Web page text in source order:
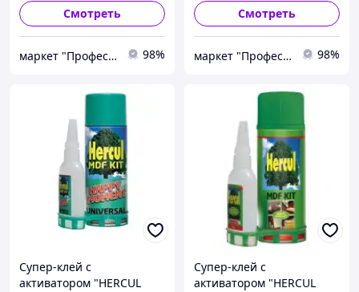
Смотреть
маркет "Професіонал" 98%
Смотреть
маркет "Професіонал" 98%
Супер-клей с
активатором "HERCUL
Супер-клей с
активатором "HERCUL